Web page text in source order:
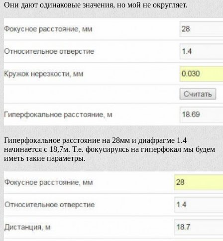
Они дают одинаковые значения, но мой не округляет.
Гиперфокальное расстояние на 28мм и диафрагме 1.4
начинается с 18,7м. Т.е. фокусируясь на гиперфокал мы будем
иметь такие параметры.